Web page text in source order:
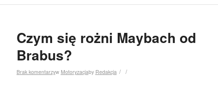
Czym się rożni Maybach od
Brabus?
Brak komentarzy /
w Motoryzacja /
by Redakcja